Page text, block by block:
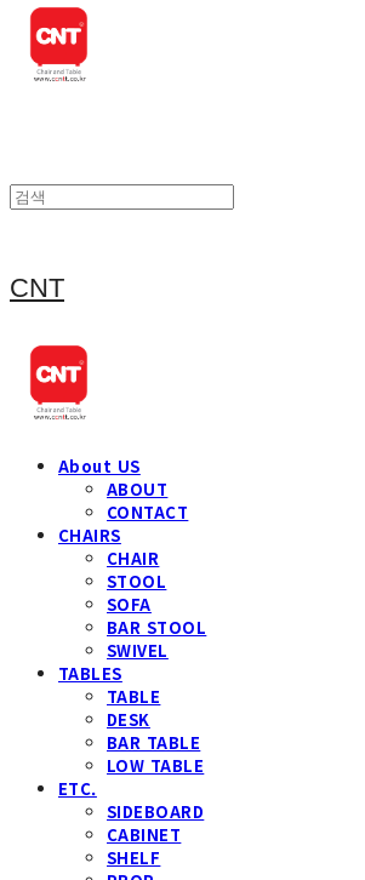
CNT
About US
ABOUT
CONTACT
CHAIRS
CHAIR
STOOL
SOFA
BAR STOOL
SWIVEL
TABLES
TABLE
DESK
BAR TABLE
LOW TABLE
ETC.
SIDEBOARD
CABINET
SHELF